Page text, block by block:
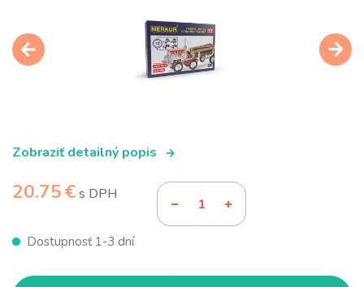
Zobraziť detailný popis
20.75 €s DPH
Dostupnosť 1-3 dní